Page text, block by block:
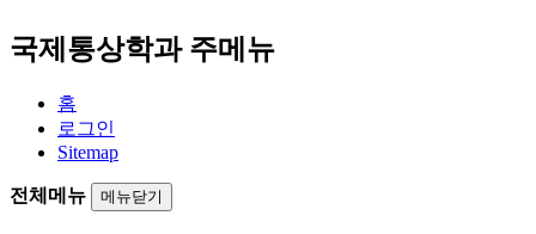
국제통상학과 주메뉴
홈
로그인
Sitemap
전체메뉴 메뉴닫기